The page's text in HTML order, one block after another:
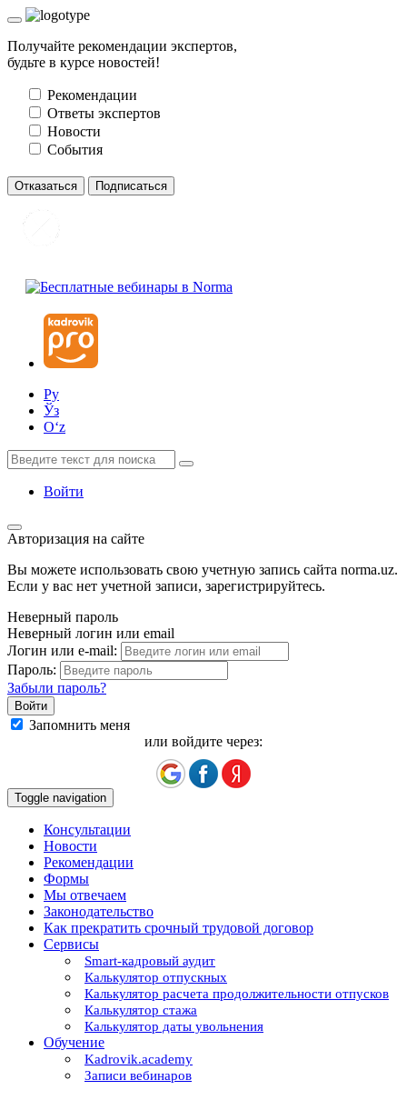
Получайте рекомендации экспертов,
будьте в курсе новостей!
Рекомендации
Ответы экспертов
Новости
События
Отказаться Подписаться
Ру
Ўз
Oʻz
Войти
Авторизация на сайте
Вы можете использовать свою учетную запись сайта norma.uz.
Если у вас нет учетной записи, зарегистрируйтесь.
Неверный пароль
Неверный логин или email
Логин или e-mail:
Пароль:
Забыли пароль?
Запомнить меня
или войдите через:
Toggle navigation
Консультации
Новости
Рекомендации
Формы
Мы отвечаем
Законодательство
Как прекратить срочный трудовой договор
Сервисы
Smart-кадровый аудит
Калькулятор отпускных
Калькулятор расчета продолжительности отпусков
Калькулятор стажа
Калькулятор даты увольнения
Обучение
Kadrovik.academy
Записи вебинаров